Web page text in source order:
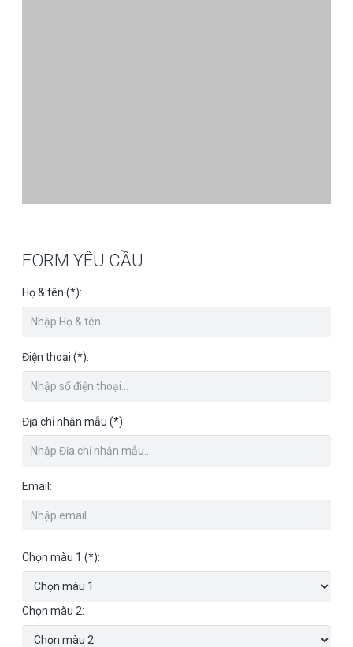
FORM YÊU CẦU
Họ & tên (*):
Điện thoại (*):
Địa chỉ nhận mẫu (*):
Email:
Chọn màu 1 (*):
Chọn màu 2: